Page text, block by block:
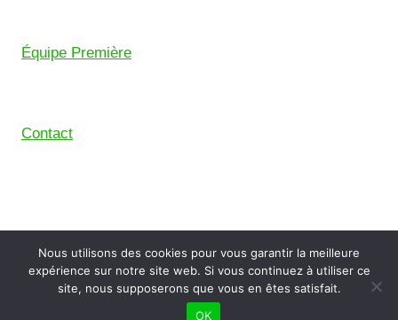
Équipe Première
Contact
avec leComptoir Digital, le collectif de freelance du
Pays Basque.
Nous utilisons des cookies pour vous garantir la meilleure
expérience sur notre site web. Si vous continuez à utiliser ce
site, nous supposerons que vous en êtes satisfait.
OK